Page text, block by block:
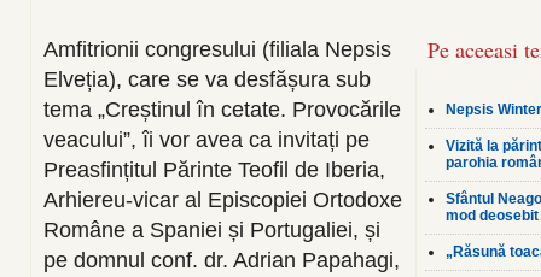
Pe aceeasi
Nepsis
Vizită la
parohia
Sfântul
mod
„Răsună
Amfitrionii congresului (filiala Nepsis
Elveția), care se va desfășura sub
tema „Creștinul în cetate. Provocările
veacului”, îi vor avea ca invitați pe
Preasfințitul Părinte Teofil de Iberia,
Arhiereu-vicar al Episcopiei Ortodoxe
Române a Spaniei și Portugaliei, și
pe domnul conf. dr. Adrian Papahagi,